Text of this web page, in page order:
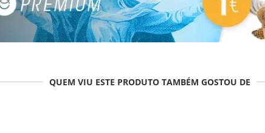
QUEM VIU ESTE PRODUTO TAMBÉM GOSTOU DE